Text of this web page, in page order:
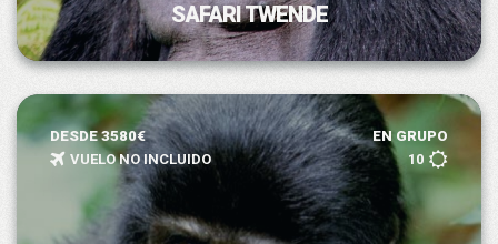
SAFARI TWENDE
DESDE 3580€
EN GRUPO
VUELO NO INCLUIDO
10